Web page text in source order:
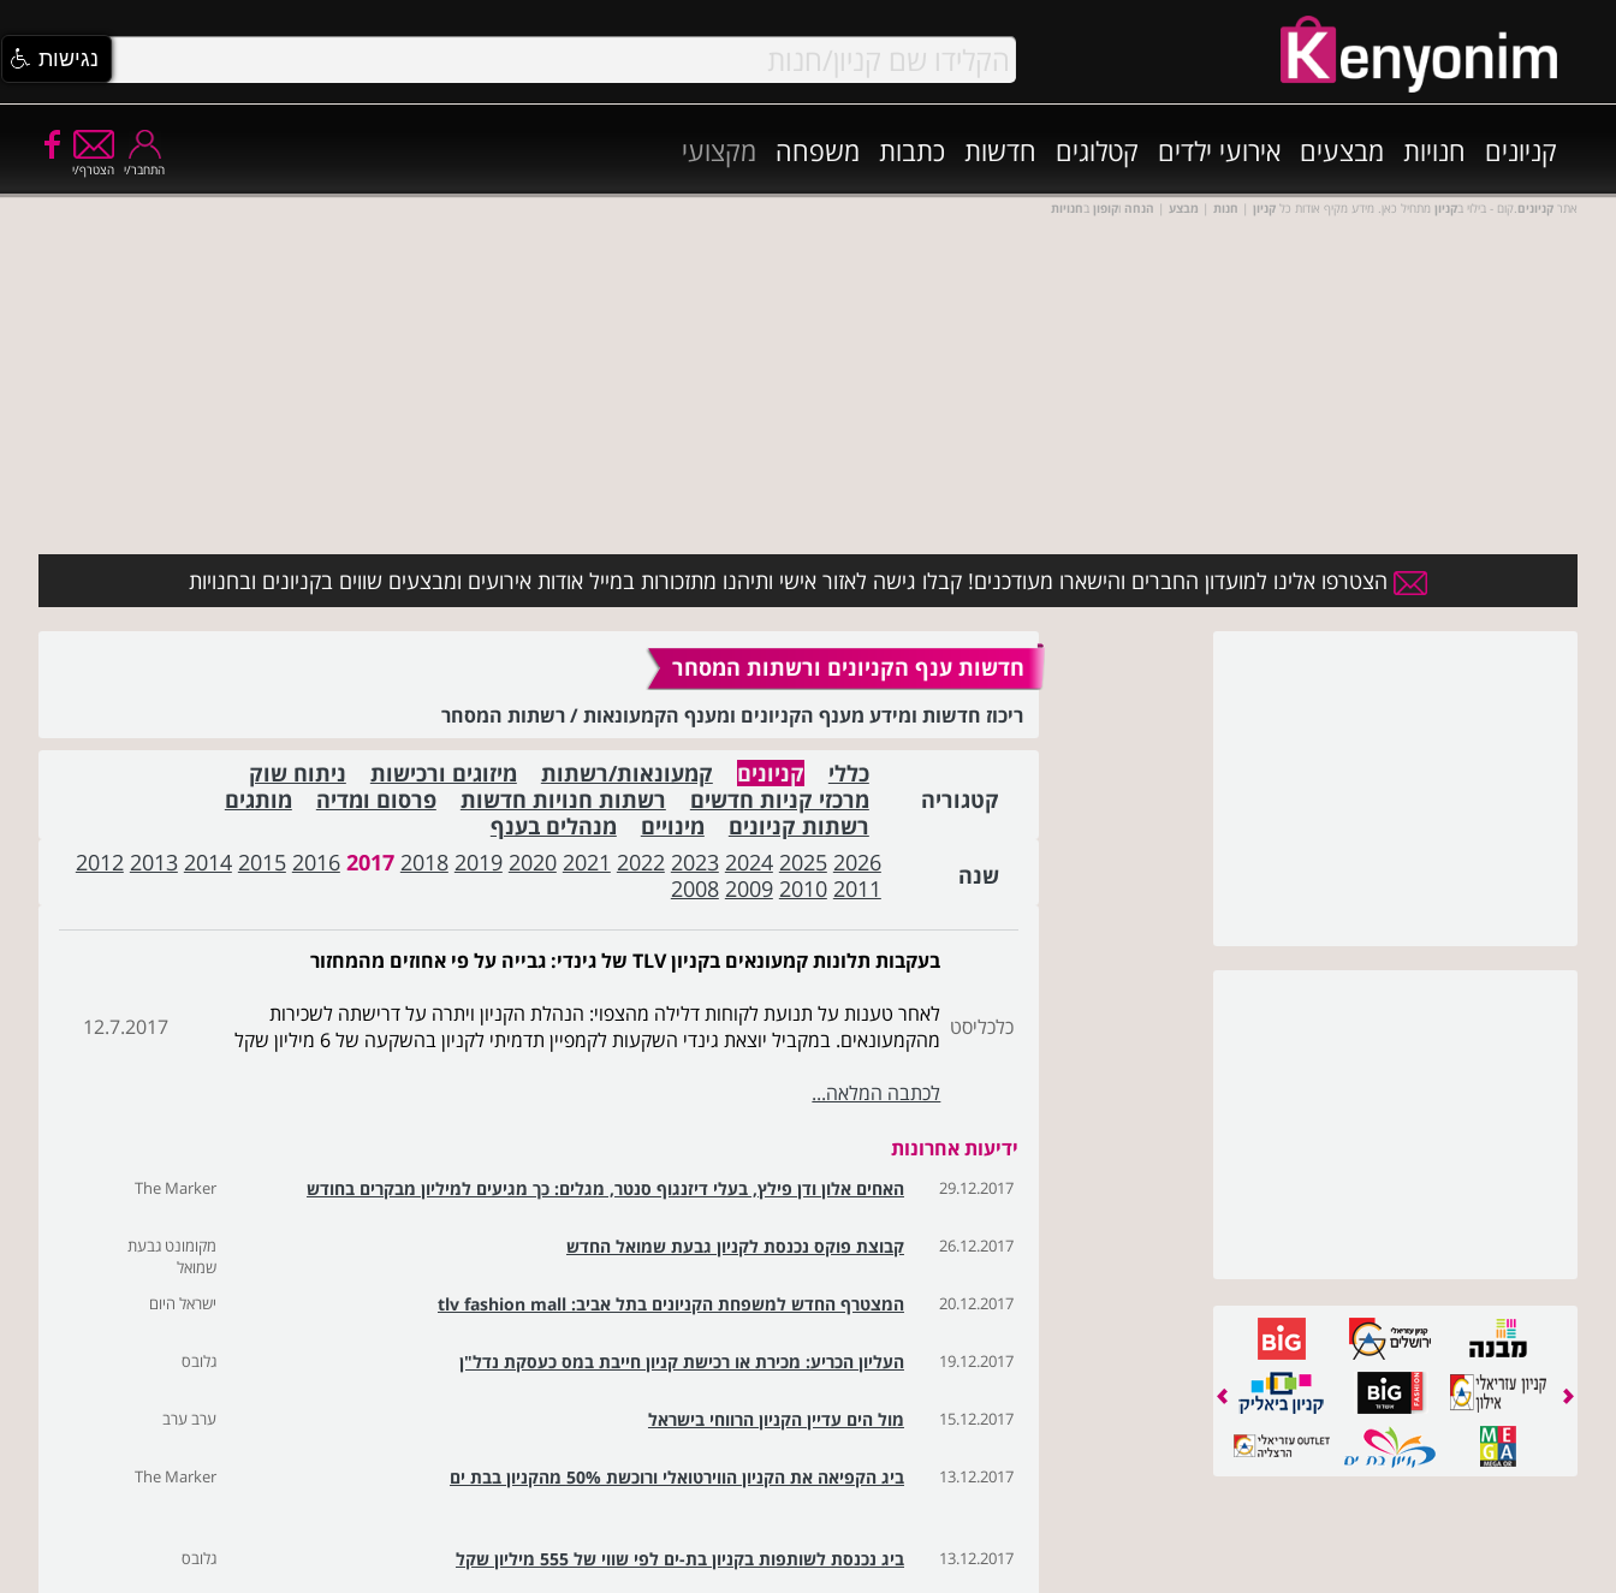
קניונים חנויות מבצעים אירועי ילדים קטלוגים חדשות כתבות משפחה מקצועי
הצטרף/י התחבר/י
אתר קניונים.קום - בילוי בקניון מתחיל כאן. מידע מקיף אודות כל קניון | חנות | מבצע | הנחה וקופון בחנויות
הצטרפו אלינו למועדון החברים והישארו מעודכנים! קבלו גישה לאזור אישי ותיהנו מתזכורות במייל אודות אירועים ומבצעים שווים בקניונים ובחנויות
חדשות ענף הקניונים ורשתות המסחר
ריכוז חדשות ומידע מענף הקניונים ומענף הקמעונאות / רשתות המסחר
קטגוריה
כללי קניונים קמעונאות/רשתות מיזוגים ורכישות
ניתוח שוק
מרכזי קניות חדשים
רשתות חנויות חדשות פרסום ומדיה
מותגים
רשתות קניונים
מינויים
מנהלים בענף
שנה
2026
2025
2024
2023
2022
2021
2020
2019
2018
2017
2016
2015
2014
2013
2012
2011
2010
2009
2008
כלכליסט
בעקבות תלונות קמעונאים בקניון TLV של גינדי: גבייה על פי אחוזים מהמחזור
לאחר טענות על תנועת לקוחות דלילה מהצפוי: הנהלת הקניון ויתרה על דרישתה לשכירות
מהקמעונאים. במקביל יוצאת גינדי השקעות לקמפיין תדמיתי לקניון בהשקעה של 6 מיליון שקל
לכתבה המלאה...
12.7.2017
ידיעות אחרונות
29.12.2017 האחים אלון ודן פילץ, בעלי דיזנגוף סנטר, מגלים: כך מגיעים למיליון מבקרים בחודש The Marker
26.12.2017 קבוצת פוקס נכנסת לקניון גבעת שמואל החדש
מקומונט גבעת
שמואל
20.12.2017
המצטרף החדש למשפחת הקניונים בתל אביב: tlv fashion mall ישראל היום
19.12.2017 העליון הכריע: מכירת או רכישת קניון חייבת במס כעסקת נדל"ן גלובס
15.12.2017 מול הים עדיין הקניון הרווחי בישראל ערב ערב
13.12.2017 ביג הקפיאה את הקניון הווירטואלי ורוכשת 50% מהקניון בבת ים The Marker
13.12.2017 ביג נכנסת לשותפות בקניון בת-ים לפי שווי של 555 מיליון שקל גלובס
נגישות